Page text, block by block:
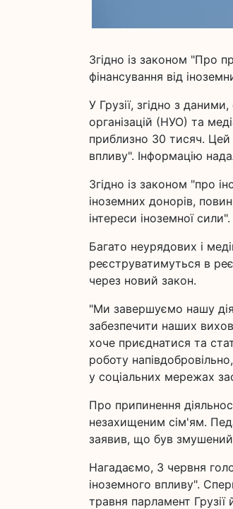
Згідно із законом "Про
фінансування від
У Грузії, згідно з
організацій (НУО) та
приблизно 30 тисяч. Цей
впливу". Інформацію
Згідно із законом "про
іноземних донорів,
інтереси іноземної сили".
Багато неурядових і
реєструватимуться в
через новий закон.
"Ми завершуємо нашу
забезпечити наших
хоче приєднатися та
роботу
у соціальних мережах
Про припинення
незахищеним сім'ям.
заявив, що був змушений
Нагадаємо, 3 червня
іноземного впливу".
травня парламент Грузії